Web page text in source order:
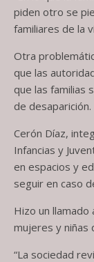
piden otro se
familiares de la
Otra
que las
que las familias
de desaparición.
Cerón Díaz,
Infancias y
en espacios y
seguir en caso
Hizo un llamado
mujeres y niñas
“La sociedad